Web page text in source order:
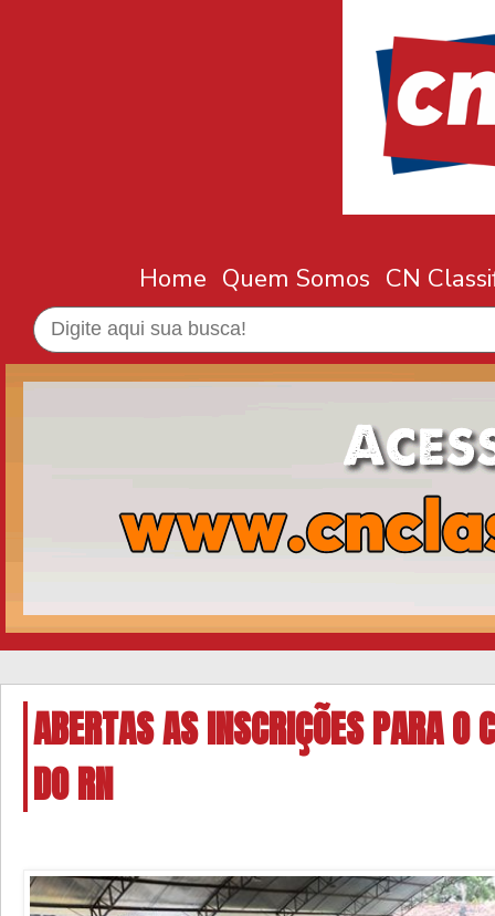
Home Quem Somos CN
ABERTAS AS INSCRIÇÕES PARA O
DO RN